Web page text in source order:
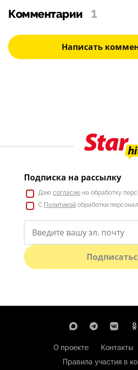
Комментарии 1
Написать
Подписка на рассылку
Даю согласие на обработку
С Политикой обработки
О проекте Контакты
Правила участия в